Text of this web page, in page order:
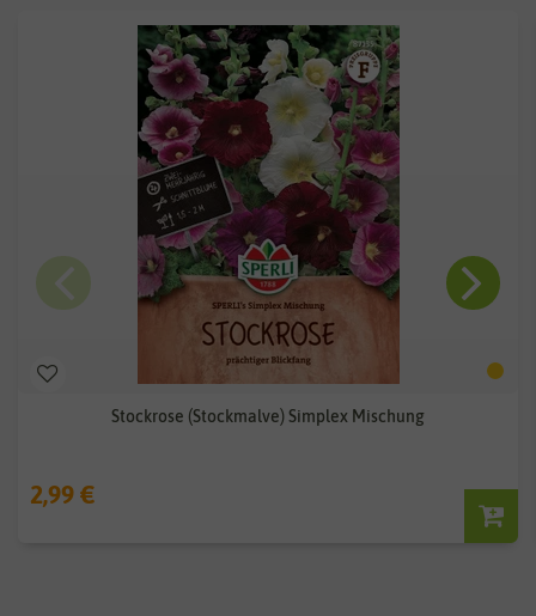
Stockrose (Stockmalve) Simplex Mischung
2,99 €